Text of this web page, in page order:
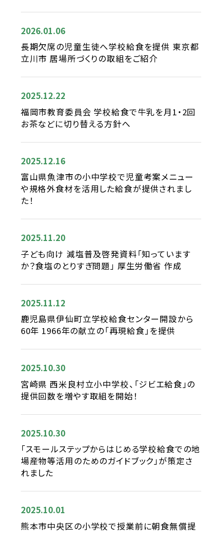
2026.01.06
長期欠席の児童生徒へ学校給食を提供 東京都
立川市 居場所づくりの取組をご紹介
2025.12.22
福岡市教育委員会 学校給食で牛乳を月1・2回
お茶などに切り替える方針へ
2025.12.16
富山県魚津市の小中学校で児童考案メニュー
や規格外食材を活用した給食が提供されまし
た！
2025.11.20
子ども向け 減塩普及啓発資料「知っています
か？食塩のとりすぎ問題」 厚生労働省 作成
2025.11.12
鹿児島県伊仙町立学校給食センター開設から
60年 1966年の献立の「再現給食」を提供
2025.10.30
宮崎県 西米良村立小中学校、「ジビエ給食」の
提供回数を増やす取組を開始！
2025.10.30
「スモールステップからはじめる学校給食での地
場産物等活用のためのガイドブック」が策定さ
れました
2025.10.01
熊本市中央区の小学校で授業前に朝食無償提